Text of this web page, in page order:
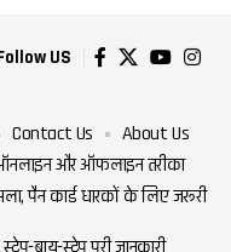
US
Contact Us
About Us
और ऑफलाइन तरीका
पैन कार्ड धारकों के लिए जरूरी